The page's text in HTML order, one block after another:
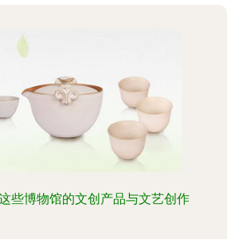
些博物馆的文创产品与文艺创作